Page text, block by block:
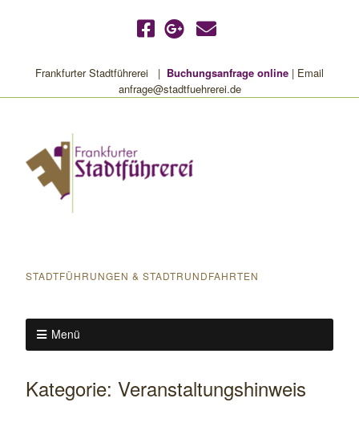
Frankfurter Stadtführerei | Buchungsanfrage online | Email
anfrage@stadtfuehrerei.de
STADTFÜHRUNGEN & STADTRUNDFAHRTEN
Menü
Kategorie: Veranstaltungshinweis